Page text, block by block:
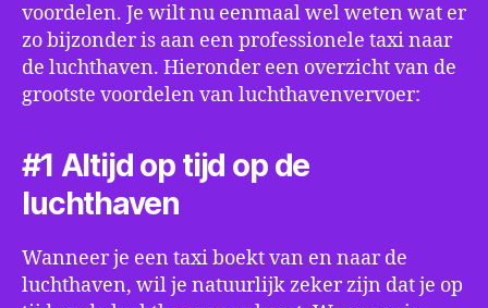
voordelen. Je wilt nu eenmaal wel weten wat er
zo bijzonder is aan een professionele taxi naar
de luchthaven. Hieronder een overzicht van de
grootste voordelen van luchthavenvervoer:
#1 Altijd op tijd op de
luchthaven
Wanneer je een taxi boekt van en naar de
luchthaven, wil je natuurlijk zeker zijn dat je op